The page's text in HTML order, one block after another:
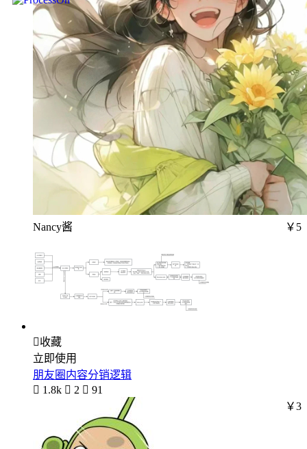
Nancy酱 ￥5
收藏
立即使用
朋友圈内容分销逻辑
 1.8k  2  91
￥3